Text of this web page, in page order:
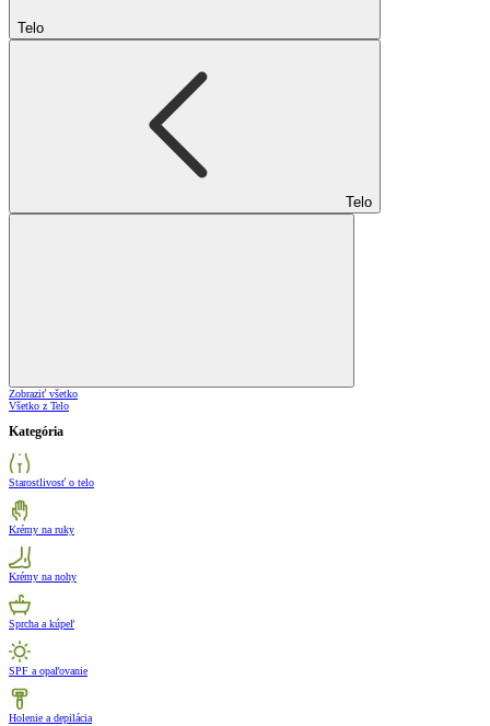
Telo
Telo
Zobraziť všetko
Všetko z Telo
Kategória
Starostlivosť o telo
Krémy na ruky
Krémy na nohy
Sprcha a kúpeľ
SPF a opaľovanie
Holenie a depilácia